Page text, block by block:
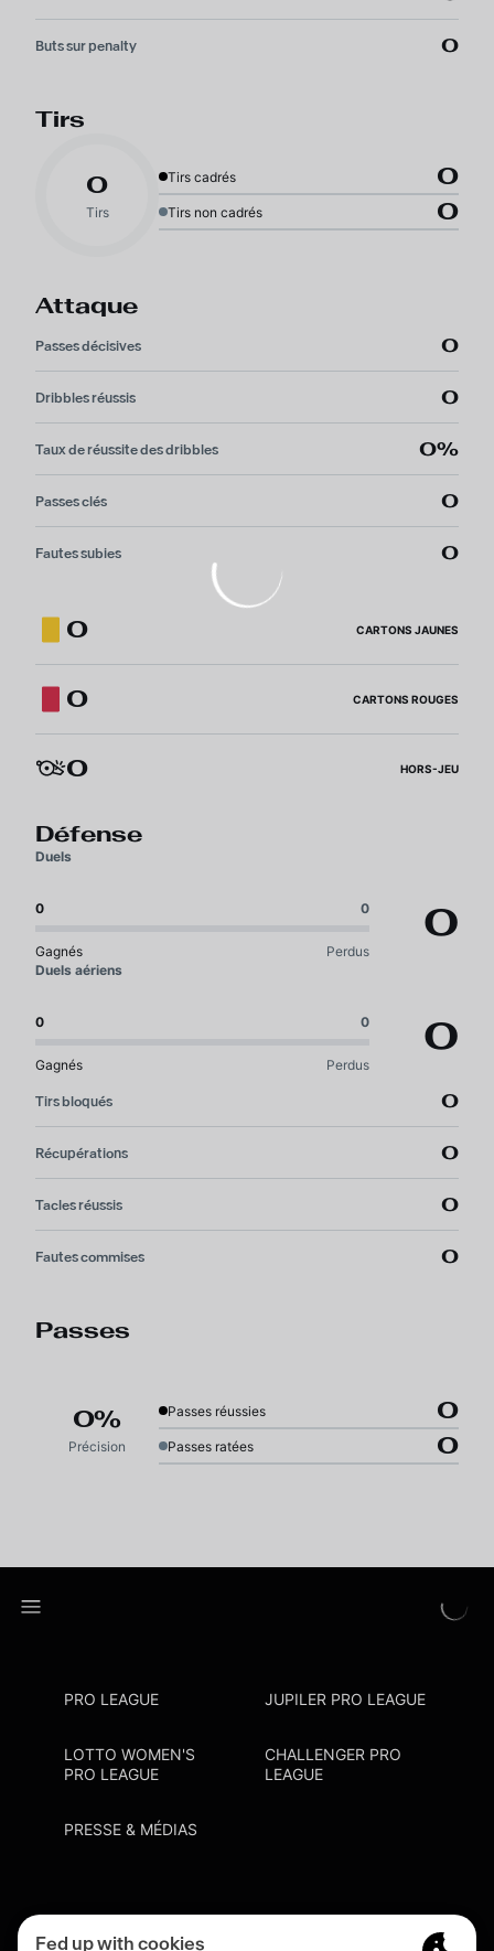
Buts sur penalty 0
Tirs
0
Tirs
Tirs cadrés 0
Tirs non cadrés 0
Attaque
Passes décisives 0
Dribbles réussis 0
Taux de réussite des dribbles 0%
Passes clés 0
Fautes subies 0
0 CARTONS JAUNES
0 CARTONS ROUGES
0 HORS-JEU
Défense
Duels
0 0
Gagnés Perdus
0
Duels aériens
0 0
Gagnés Perdus
0
Tirs bloqués 0
Récupérations 0
Tacles réussis 0
Fautes commises 0
Passes
0%
Précision
Passes réussies 0
Passes ratées 0
PRO LEAGUE JUPILER PRO LEAGUE
LOTTO WOMEN'S
PRO LEAGUE
CHALLENGER PRO
LEAGUE
PRESSE & MÉDIAS